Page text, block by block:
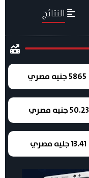
النتائج
5865 جنيه مصري
50.23 جنيه مصري
13.41 جنيه مصري